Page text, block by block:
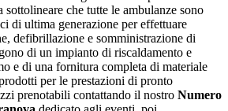
sottolineare che tutte le ambulanze sono
di ultima generazione per effettuare
defibrillazione e somministrazione di
di un impianto di riscaldamento e
e di una fornitura completa di materiale
per le prestazioni di pronto
prenotabili contattando il nostro Numero